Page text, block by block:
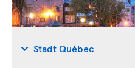
Stadt Québec